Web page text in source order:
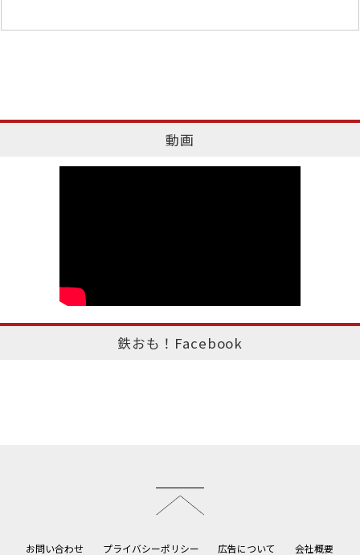
動画
鉄おも！Facebook
お問い合わせ プライバシーポリシー 広告について 会社概要